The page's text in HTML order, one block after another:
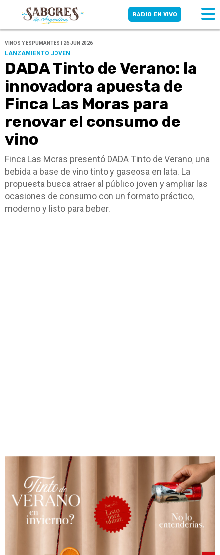
RADIO EN VIVO
VINOS Y ESPUMANTES | 26 JUN 2026
LANZAMIENTO JOVEN
DADA Tinto de Verano: la
innovadora apuesta de
Finca Las Moras para
renovar el consumo de
vino
Finca Las Moras presentó DADA Tinto de Verano, una
bebida a base de vino tinto y gaseosa en lata. La
propuesta busca atraer al público joven y ampliar las
ocasiones de consumo con un formato práctico,
moderno y listo para beber.